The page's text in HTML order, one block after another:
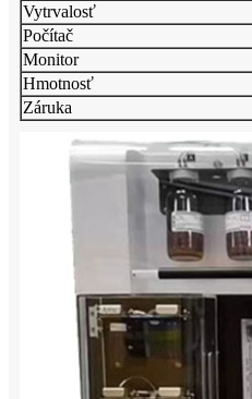
Vytrvalosť
Počítač
Monitor
Hmotnosť
Záruka